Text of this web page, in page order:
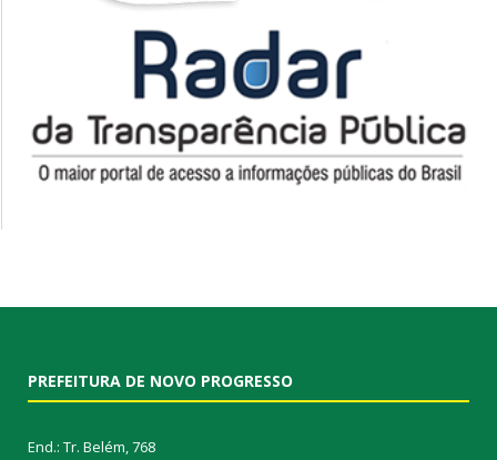
PREFEITURA DE NOVO PROGRESSO
End.: Tr. Belém, 768